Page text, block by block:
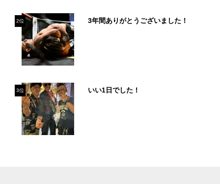
2位 3年間ありがとうございました！
3位 いい1日でした！